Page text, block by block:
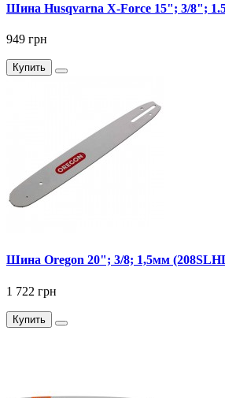
Шина Husqvarna X-Force 15"; 3/8";
949 грн
Купить
Шина Oregon 20"; 3/8; 1,5мм
1 722 грн
Купить